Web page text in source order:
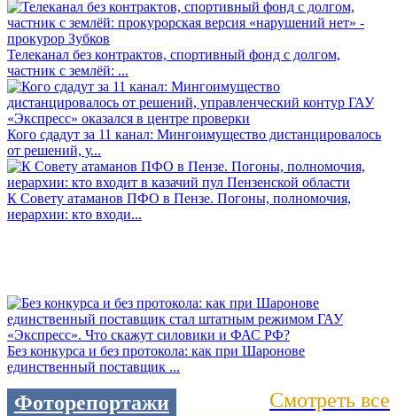
Телеканал без контрактов, спортивный фонд с долгом,
частник с землёй: ...
Кого сдадут за 11 канал: Мингоимущество дистанцировалось
от решений, у...
К Совету атаманов ПФО в Пензе. Погоны, полномочия,
иерархии: кто входи...
Без конкурса и без протокола: как при Шаронове
единственный поставщик ...
Фоторепортажи Смотреть все